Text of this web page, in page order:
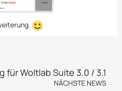
für Woltlab Suite 3.0 / 3.1
NÄCHSTE NEWS